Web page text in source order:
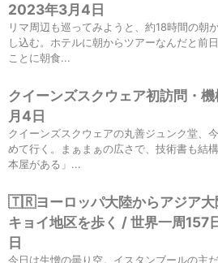
2023年3月4日
リマ周辺も巡ってみようと、約18時間の朝
し込む。ホテルに朝からツアーなんだと前
ことに朝食...
クイーンズスクウェア初訪問・
月4日
クイーンズスクウェアの丸善ジュンク堂、
めて行く。まぁまぁの広さで、技術書も結
本屋がある」...
🇹🇷ヨーロッパ大陸からアジア大
キョイ地区を歩く / 世界一周157
日
今日は生憎の曇り空。イスタンブールの主